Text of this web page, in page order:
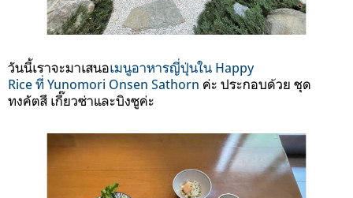
วันนี้เราจะมาเสนอเมนูอาหารญี่ปุ่นใน Happy
Rice ที่ Yunomori Onsen Sathorn ค่ะ ประกอบด้วย ชุด
ทงคัตสึ เกี๊ยวซ่าและบิงซูค่ะ